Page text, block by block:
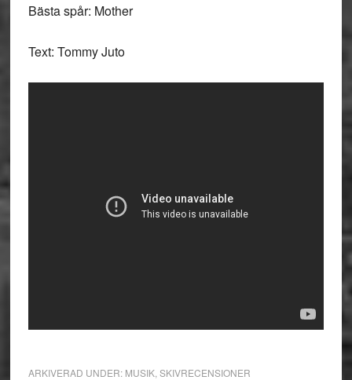
Bästa spår: Mother
Text: Tommy Juto
ARKIVERAD UNDER: MUSIK, SKIVRECENSIONER